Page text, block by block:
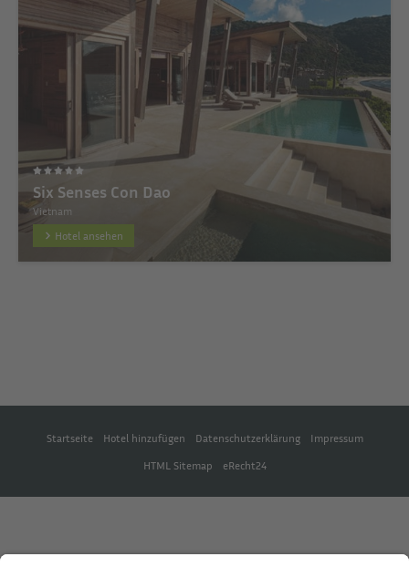
Six Senses Con Dao
Vietnam
Hotel ansehen
Startseite Hotel hinzufügen Datenschutzerklärung
Impressum
HTML Sitemap
eRecht24